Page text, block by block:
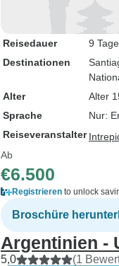
Reisedauer
9 Tage
Destinationen
Alter
Alter
Sprache
Nur:
Reiseveranstalter
Ab
€6.500
Registrieren to unlock
Broschüre
Argentinien -
5,0 (1